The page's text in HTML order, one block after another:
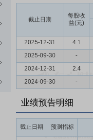
截止日期
每股收
益(元)
2025-12-31
4.1
2025-09-30
-
2024-12-31
2.4
2024-09-30
-
业绩预告明细
截止日期 预测指标